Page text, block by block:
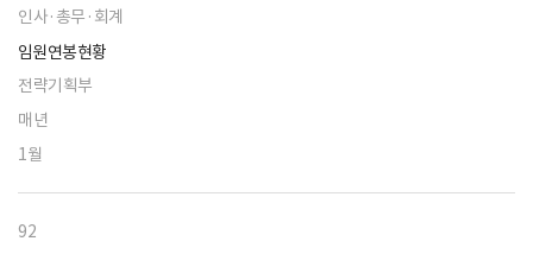
인사·총무·회계
임원연봉현황
전략기획부
매년
1월
92